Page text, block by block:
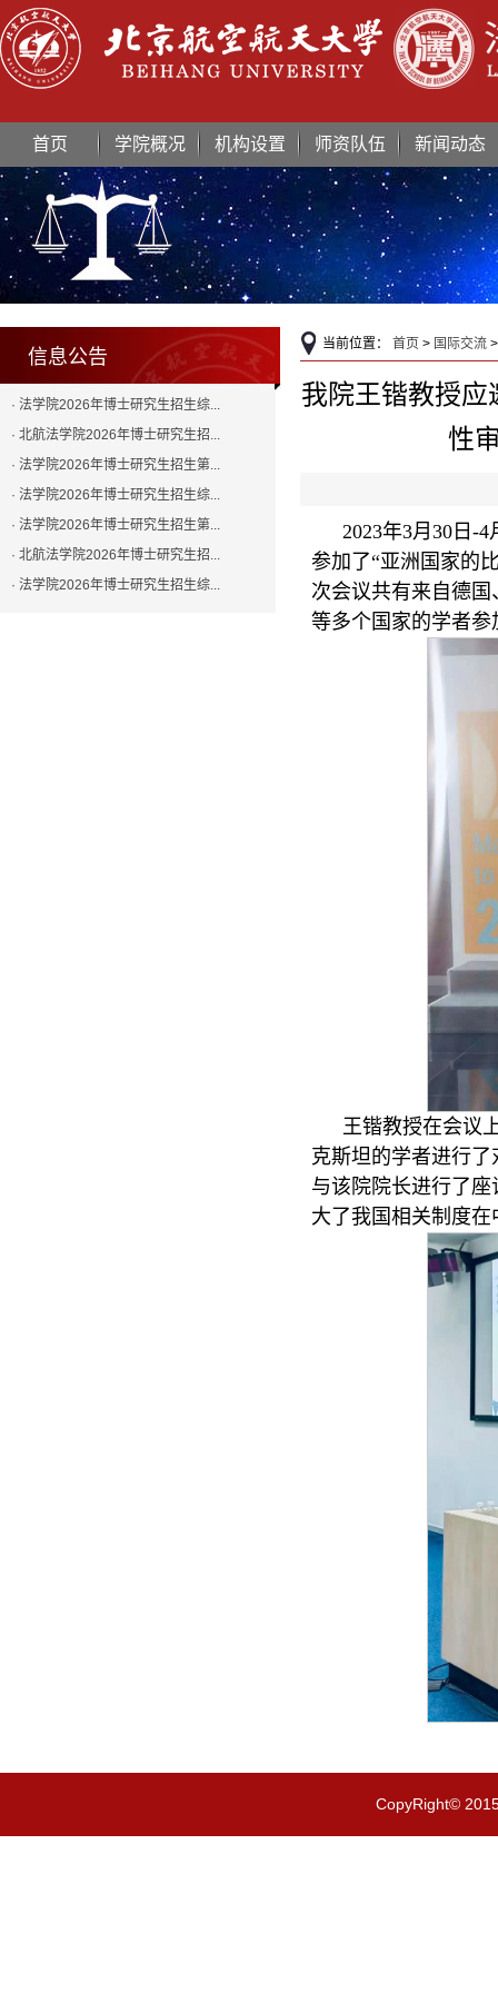
首页 学院概况 机构设置 师资队伍 新闻动态
信息公告
· 法学院2026年博士研究生招生综...
· 北航法学院2026年博士研究生招...
· 法学院2026年博士研究生招生第...
· 法学院2026年博士研究生招生综...
· 法学院2026年博士研究生招生第...
· 北航法学院2026年博士研究生招...
· 法学院2026年博士研究生招生综...
当前位置： 首页 > 国际交流
我院王锴教授应
性
2023年3月30日-
参加了“亚洲国家的
次会议共有来自德
等多个国家的学者参
王锴教授在会议
克斯坦的学者进行
与该院院长进行了
大了我国相关制度
CopyRight©